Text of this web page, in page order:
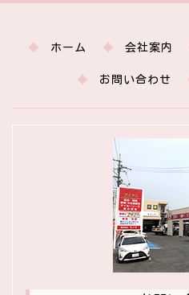
ホーム 会社案内
お問い合わせ